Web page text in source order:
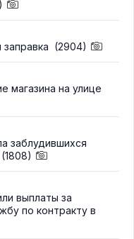
(2904)
магазина на улице
заблудившихся
(1808)
выплаты за
по контракту в